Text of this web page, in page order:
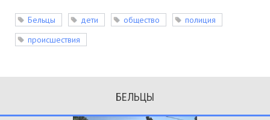
Бельцы дети общество
полиция
происшествия
БЕЛЬЦЫ